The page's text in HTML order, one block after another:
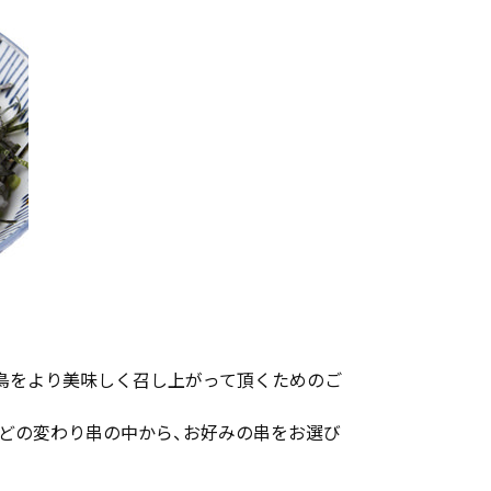
をより美味しく召し上がって頂くためのご
の変わり串の中から、お好みの串をお選び